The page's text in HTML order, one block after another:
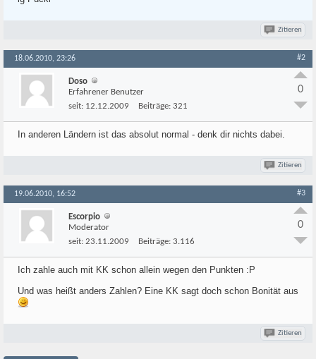
Zitieren
18.06.2010, 23:26 #2
Doso
Erfahrener Benutzer
seit: 12.12.2009 Beiträge: 321
0
In anderen Ländern ist das absolut normal - denk dir nichts dabei.
Zitieren
19.06.2010, 16:52 #3
Escorpio
Moderator
seit: 23.11.2009 Beiträge: 3.116
0
Ich zahle auch mit KK schon allein wegen den Punkten :P
Und was heißt anders Zahlen? Eine KK sagt doch schon Bonität aus
Zitieren